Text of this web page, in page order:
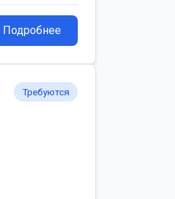
Подробнее
Требуются